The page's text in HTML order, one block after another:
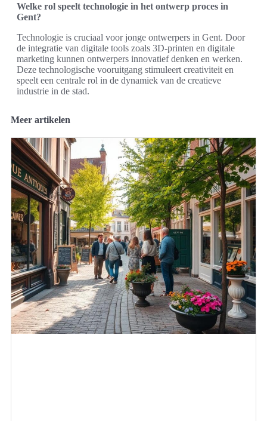
Welke rol speelt technologie in het ontwerp proces in
Gent?
Technologie is cruciaal voor jonge ontwerpers in Gent. Door
de integratie van digitale tools zoals 3D-printen en digitale
marketing kunnen ontwerpers innovatief denken en werken.
Deze technologische vooruitgang stimuleert creativiteit en
speelt een centrale rol in de dynamiek van de creatieve
industrie in de stad.
Meer artikelen